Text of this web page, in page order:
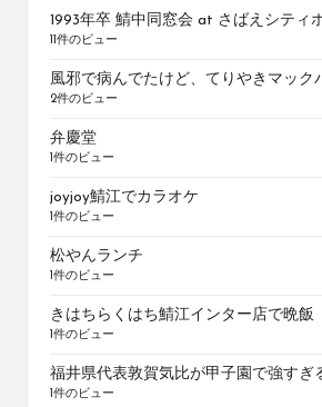
1993年卒 鯖中同窓会 at さばえシティ
11件のビュー
風邪で病んでたけど、てりやきマック
2件のビュー
弁慶堂
1件のビュー
joyjoy鯖江でカラオケ
1件のビュー
松やんランチ
1件のビュー
きはちらくはち鯖江インター店で晩飯
1件のビュー
福井県代表敦賀気比が甲子園で強すぎ
1件のビュー